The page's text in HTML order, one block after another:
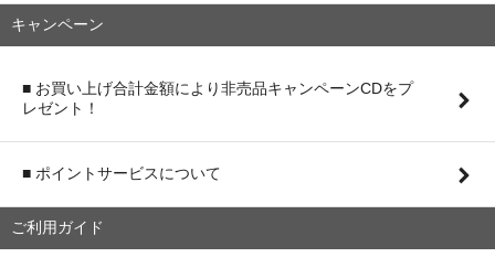
キャンペーン
■ お買い上げ合計金額により非売品キャンペーンCDをプ
レゼント！
■ ポイントサービスについて
ご利用ガイド